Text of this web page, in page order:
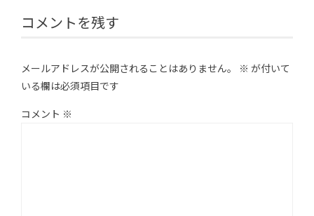
コメントを残す
メールアドレスが公開されることはありません。 ※ が付いて
いる欄は必須項目です
コメント ※